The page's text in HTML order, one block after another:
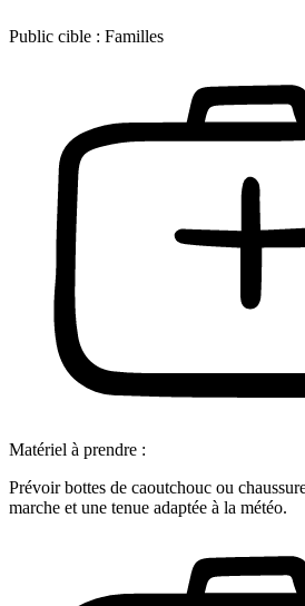
Public cible : Familles
Matériel à prendre :
Prévoir bottes de caoutchouc ou
marche et une tenue adaptée à la météo.